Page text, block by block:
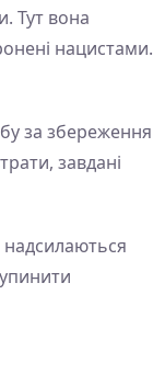
Тут вона
нацистами.
за збереження
завдані
надсилаються